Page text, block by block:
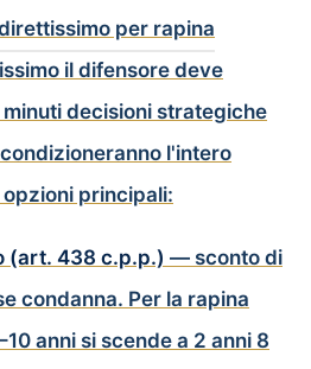
per rapina
il difensore deve
decisioni strategiche
l'intero
principali:
(art. 438 c.p.p.) — sconto di
condanna. Per la rapina
anni si scende a 2 anni 8